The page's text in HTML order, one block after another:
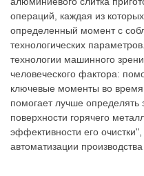
операций, каждая из
определенный момент с
технологических
технологии машинного
человеческого фактора:
ключевые моменты во время
помогает лучше
поверхности горячего
эффективности его
автоматизации